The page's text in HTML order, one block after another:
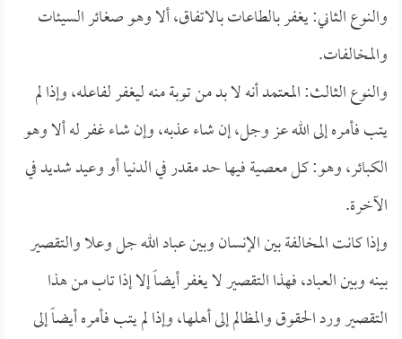
والنوع الثاني: يغفر بالطاعات بالاتفاق، ألا وهو صغائر السيئات
والمخالفات.
والنوع الثالث: المعتمد أنه لا بد من توبة منه ليغفر لفاعله، وإذا لم
يتب فأمره إلى الله عز وجل، إن شاء عذبه، وإن شاء غفر له ألا وهو
الكبائر، وهو: كل معصية فيها حد مقدر في الدنيا أو وعيد شديد في
الآخرة.
وإذا كانت المخالفة بين الإنسان وبين عباد الله جل وعلا والتقصير
بينه وبين العباد، فهذا التقصير لا يغفر أيضاً إلا إذا تاب من هذا
التقصير ورد الحقوق والمظالم إلى أهلها، وإذا لم يتب فأمره أيضاً إلى